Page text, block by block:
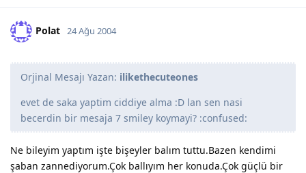
Polat 24 Ağu 2004
Orjinal Mesajı Yazan: ilikethecuteones
evet de saka yaptim ciddiye alma :D lan sen nasi
becerdin bir mesaja 7 smiley koymayi? :confused:
Ne bileyim yaptım işte bişeyler balım tuttu.Bazen kendimi
şaban zannediyorum.Çok ballıyım her konuda.Çok güçlü bir